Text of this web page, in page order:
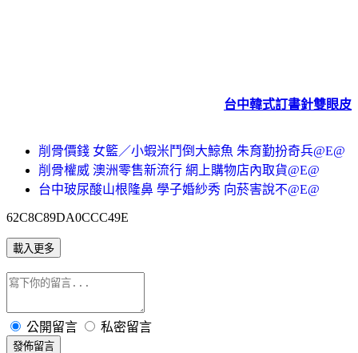
台中韓式訂書針雙眼皮
削骨價錢 女籃／小蝦米鬥倒大鯨魚 朱育勤扮奇兵@E@
削骨權威 澳洲零售新流行 網上購物店內取貨@E@
台中玻尿酸山根隆鼻 學子婚紗秀 向菸害說不@E@
62C8C89DA0CCC49E
載入更多
公開留言 私密留言
發佈留言